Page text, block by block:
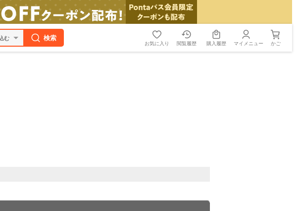
む 検索
お気に入り 閲覧履歴 購入履歴 マイメニュー かご